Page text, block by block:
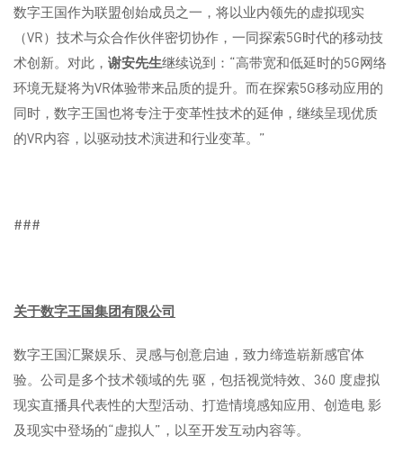
数字王国作为联盟创始成员之一，将以业内领先的虚拟现实
（VR）技术与众合作伙伴密切协作，一同探索5G时代的移动技
术创新。对此， 谢安先生继续说到：“高带宽和低延时的5G网络
环境无疑将为VR体验带来品质的提升。而在探索5G移动应用的
同时，数字王国也将专注于变革性技术的延伸，继续呈现优质
的VR内容，以驱动技术演进和行业变革。”
###
关于数字王国集团有限公司
数字王国汇聚娱乐、灵感与创意启迪，致力缔造崭新感官体
验。公司是多个技术领域的先 驱，包括视觉特效、360 度虚拟
现实直播具代表性的大型活动、打造情境感知应用、创造电 影
及现实中登场的“虚拟人”，以至开发互动内容等。